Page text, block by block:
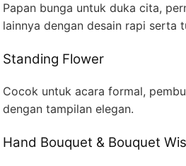
Papan bunga untuk duka cita,
lainnya dengan desain rapi serta
Standing Flower
Cocok untuk acara formal,
dengan tampilan elegan.
Hand Bouquet & Bouquet